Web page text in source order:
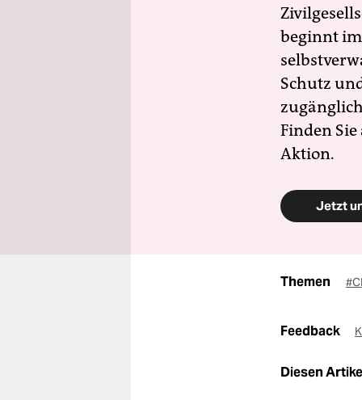
beginnt
Schutz
Finden
Aktion.
Jetzt
Themen
Feedback
Diesen